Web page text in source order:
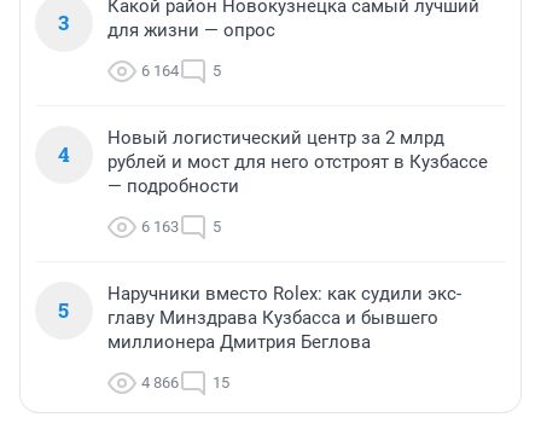
3
Какой район Новокузнецка самый лучший
для жизни — опрос
6 164 5
4
Новый логистический центр за 2 млрд
рублей и мост для него отстроят в Кузбассе
— подробности
6 163 5
5
Наручники вместо Rolex: как судили экс-
главу Минздрава Кузбасса и бывшего
миллионера Дмитрия Беглова
4 866 15